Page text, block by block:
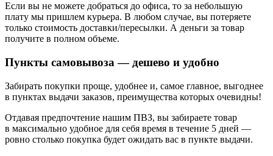
Если вы не можете добраться до офиса, то за небольшую
плату мы пришлем курьера. В любом случае, вы потеряете
только стоимость доставки/пересылки. А деньги за товар
получите в полном объеме.
Пункты самовывоза — дешево и удобно
Забирать покупки проще, удобнее и, самое главное, выгоднее
в пунктах выдачи заказов, преимущества которых очевидны!
Отдавая предпочтение нашим ПВЗ, вы забираете товар
в максимально удобное для себя время в течение 5 дней —
ровно столько покупка будет ожидать вас в пункте выдачи.